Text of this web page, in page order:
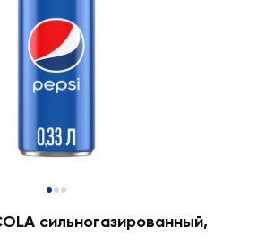
сильногазированный,